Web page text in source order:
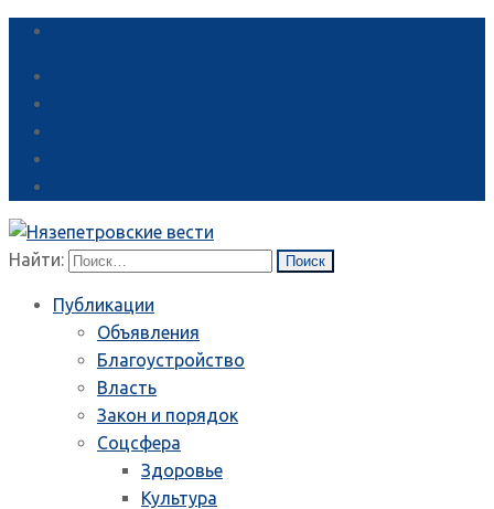
Найти:
Публикации
Объявления
Благоустройство
Власть
Закон и порядок
Соцсфера
Здоровье
Культура